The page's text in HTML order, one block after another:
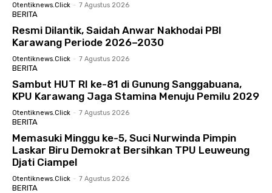
Otentiknews.click - 7 Agustus 2026
BERITA
Resmi Dilantik, Saidah Anwar Nakhodai PBI
Karawang Periode 2026–2030
Otentiknews.click - 7 Agustus 2026
BERITA
Sambut HUT RI ke-81 di Gunung Sanggabuana,
KPU Karawang Jaga Stamina Menuju Pemilu 2029
Otentiknews.click - 7 Agustus 2026
BERITA
Memasuki Minggu ke-5, Suci Nurwinda Pimpin
Laskar Biru Demokrat Bersihkan TPU Leuweung
Djati Ciampel
Otentiknews.click - 7 Agustus 2026
BERITA